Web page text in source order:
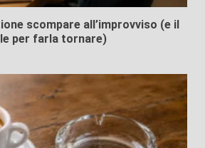
scompare all’improvviso (e il
per farla tornare)